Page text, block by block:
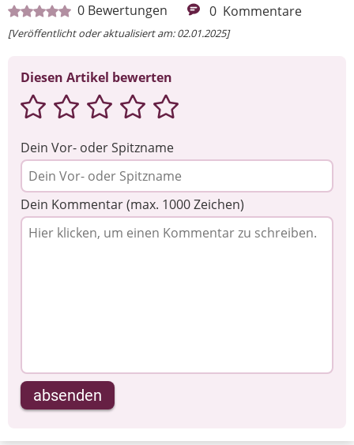
0 Bewertungen 0 Kommentare
[Veröffentlicht oder aktualisiert am: 02.01.2025]
Diesen Artikel bewerten
Dein Vor- oder Spitzname
Dein Kommentar (max. 1000 Zeichen)
absenden